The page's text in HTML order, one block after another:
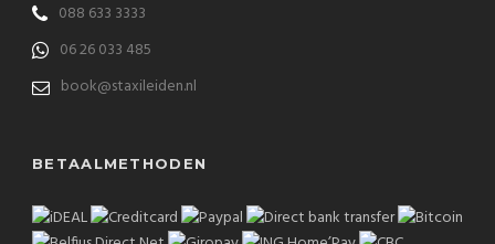
088 633 3333
06 26 033 485
book@staxileiden.nl
BETAALMETHODEN